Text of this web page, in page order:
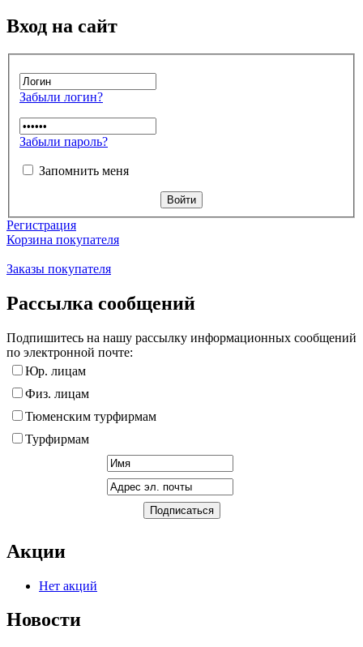
Вход на сайт
Забыли логин?
Забыли пароль?
Запомнить меня
Регистрация
Корзина покупателя
Заказы покупателя
Рассылка сообщений
Подпишитесь на нашу рассылку информационных сообщений
по электронной почте:
Юр. лицам
Физ. лицам
Тюменским турфирмам
Турфирмам
Акции
Нет акций
Новости